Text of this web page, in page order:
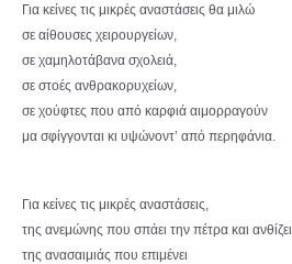
Για κείνες τις μικρές αναστάσεις θα μιλώ
σε αίθουσες χειρουργείων,
σε χαμηλοτάβανα σχολειά,
σε στοές ανθρακορυχείων,
σε χούφτες που από καρφιά αιμορραγούν
μα σφίγγονται κι υψώνοντ’ από περηφάνια.
Για κείνες τις μικρές αναστάσεις,
της ανεμώνης που σπάει την πέτρα και ανθίζει,
της ανασαιμιάς που επιμένει